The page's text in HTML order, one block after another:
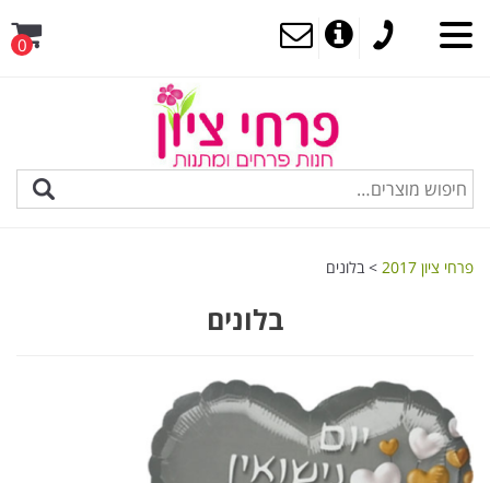
0
פרחי ציון 2017 >בלונים
בלונים